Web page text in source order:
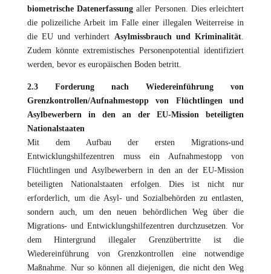
biometrische Datenerfassung aller Personen. Dies erleichtert
die polizeiliche Arbeit im Falle einer illegalen Weiterreise in
die EU und verhindert Asylmissbrauch und Kriminalität.
Zudem könnte extremistisches Personenpotential identifiziert
werden, bevor es europäischen Boden betritt.
2.3 Forderung nach Wiedereinführung von
Grenzkontrollen/Aufnahmestopp von Flüchtlingen und
Asylbewerbern in den an der EU-Mission beteiligten
Nationalstaaten
Mit dem Aufbau der ersten Migrations-und
Entwicklungshilfezentren muss ein Aufnahmestopp von
Flüchtlingen und Asylbewerbern in den an der EU-Mission
beteiligten Nationalstaaten erfolgen. Dies ist nicht nur
erforderlich, um die Asyl- und Sozialbehörden zu entlasten,
sondern auch, um den neuen behördlichen Weg über die
Migrations- und Entwicklungshilfezentren durchzusetzen. Vor
dem Hintergrund illegaler Grenzübertritte ist die
Wiedereinführung von Grenzkontrollen eine notwendige
Maßnahme. Nur so können all diejenigen, die nicht den Weg